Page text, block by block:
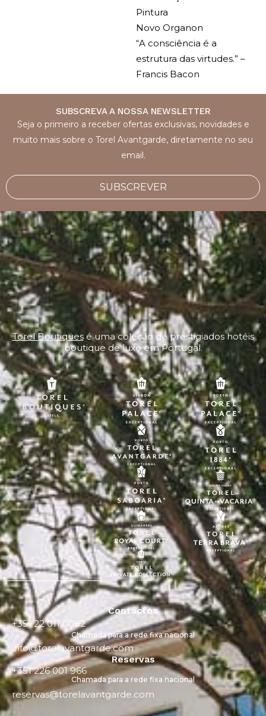
Pintura
Novo Organon
“A consciência é a
estrutura das virtudes.” –
Francis Bacon
SUBSCREVA A NOSSA NEWSLETTER
Seja o primeiro a receber ofertas exclusivas, novidades e
muito mais sobre o Torel Avantgarde, diretamente no seu
email.
SUBSCREVER
Torel Boutiquesé uma coleção de prestigiados hotéis
boutique de luxo em Portugal.
Contactos
+351 22 011 0082
Chamada para a rede fixa nacional
info@torelavantgarde.com
Reservas
+351 226 001 966
Chamada para a rede fixa nacional
reservas@torelavantgarde.com